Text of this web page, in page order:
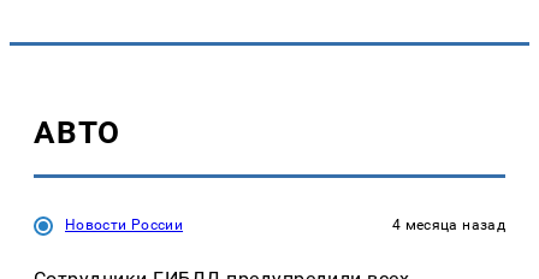
АВТО
Новости России 4 месяца назад